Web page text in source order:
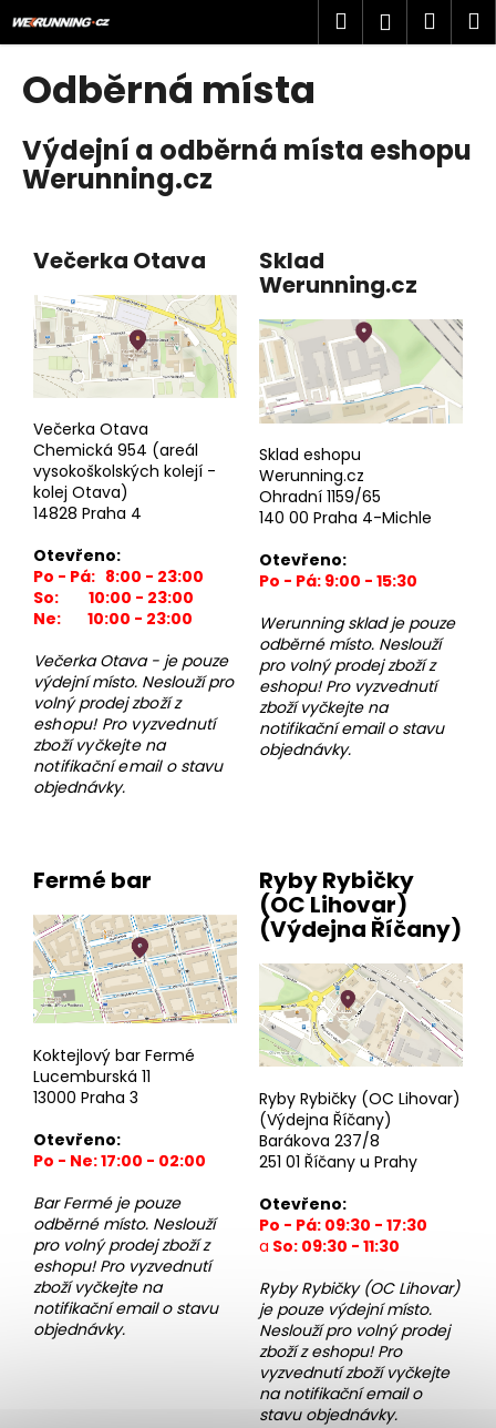
na
obsah
Hledat
Odběrná místa
Výdejní a odběrná místa eshopu
Werunning.cz
Večerka Otava
Večerka Otava
Chemická 954 (areál
vysokoškolských kolejí -
kolej Otava)
14828 Praha 4
Otevřeno:
Po - Pá: 8:00 - 23:00
So: 10:00 - 23:00
Ne: 10:00 - 23:00
Večerka Otava - je pouze
výdejní místo. Neslouží pro
volný prodejzboží z
eshopu! Pro vyzvednutí
zboží vyčkejte na
notifikační email o stavu
objednávky.
Sklad
Werunning.cz
Sklad eshopu
Werunning.cz
Ohradní 1159/65
140 00 Praha 4-Michle
Otevřeno:
Po - Pá: 9:00 - 15:30
Werunning sklad je pouze
odběrné místo. Neslouží
pro volný prodej zboží z
eshopu! Pro vyzvednutí
zboží vyčkejte na
notifikační email o stavu
objednávky.
Fermé bar
Koktejlový bar Fermé
Lucemburská 11
13000 Praha 3
Otevřeno:
Po - Ne: 17:00 - 02:00
Bar Fermé je pouze
odběrné místo. Neslouží
pro volný prodej zboží z
eshopu! Pro vyzvednutí
zboží vyčkejte na
notifikační email o stavu
objednávky.
Ryby Rybičky
(OC Lihovar)
(Výdejna Říčany)
Ryby Rybičky (OC Lihovar)
(Výdejna Říčany)
Barákova 237/8
251 01 Říčany u Prahy
Otevřeno:
Po - Pá: 09:30 - 17:30
a So: 09:30 - 11:30
Ryby Rybičky (OC Lihovar)
je pouze výdejní místo.
Neslouží pro volný prodej
zboží z eshopu! Pro
vyzvednutí zboží vyčkejte
na notifikační email o
stavu objednávky.
K
o
o
p
e
b
u
e
e
n
a
o
o
u
č
u
e
m
CRAFT
NORDLITE
SPEED
ČERNÁ
490